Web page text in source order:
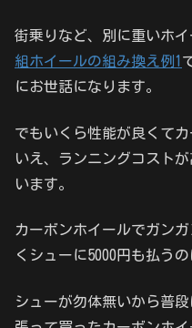
街乗りなど、別に重いホ
組ホイールの組み換え例1
にお世話になります。
でもいくら性能が良くて
いえ、ランニングコスト
います。
カーボンホイールでガン
くシューに5000円も払う
シューが勿体無いから普